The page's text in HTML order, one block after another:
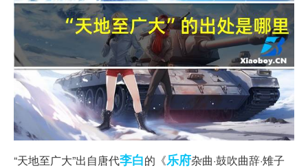
“天地至广大”出自唐代李白的《乐府杂曲·鼓吹曲辞·雉子